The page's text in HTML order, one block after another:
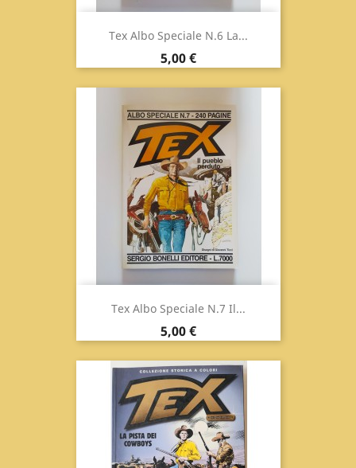
Tex Albo Speciale N.6 La...
Prix
5,00 €
Tex Albo Speciale N.7 Il...
Prix
5,00 €